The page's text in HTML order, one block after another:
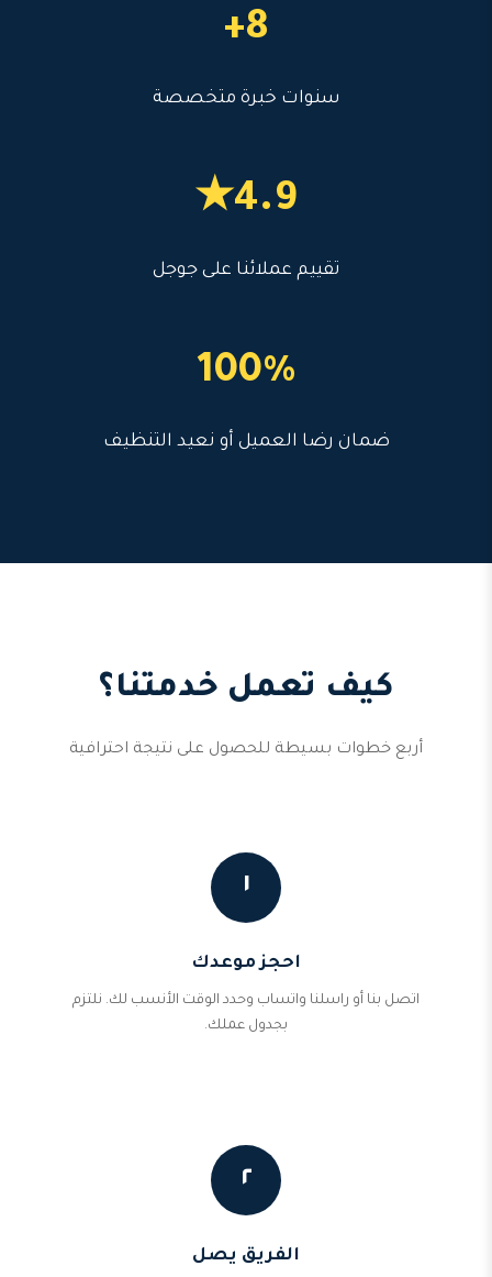
8+
سنوات خبرة متخصصة
4.9★
تقييم عملائنا على جوجل
100%
ضمان رضا العميل أو نعيد التنظيف
كيف تعمل خدمتنا؟
أربع خطوات بسيطة للحصول على نتيجة احترافية
١
احجز موعدك
اتصل بنا أو راسلنا واتساب وحدد الوقت الأنسب لك. نلتزم
بجدول عملك.
٢
الفريق يصل